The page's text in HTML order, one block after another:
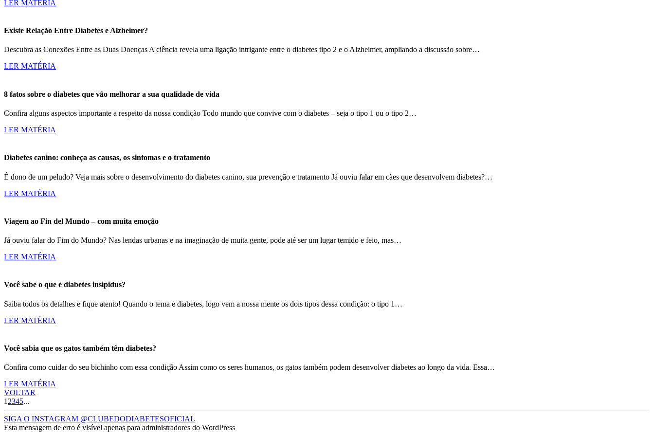
LER MATÉRIA
Existe Relação Entre Diabetes e Alzheimer?
Descubra as Conexões Entre as Duas Doenças A ciência revela uma ligação intrigante entre o diabetes tipo 2 e o Alzheimer, ampliando a discussão sobre…
LER MATÉRIA
8 fatos sobre o diabetes que vão melhorar a sua qualidade de vida
Confira alguns aspectos importante a respeito da nossa condição Todo mundo que convive com o diabetes – seja o tipo 1 ou o tipo 2…
LER MATÉRIA
Diabetes canino: conheça as causas, os sintomas e o tratamento
É dono de um peludo? Veja mais sobre o desenvolvimento do diabetes canino, sua prevenção e tratamento Já ouviu falar em cães que desenvolvem diabetes?…
LER MATÉRIA
Viagem ao Fin del Mundo – com muita emoção
Já ouviu falar do Fim do Mundo? Nas lendas urbanas e na imaginação de muita gente, pode até ser um lugar temido e feio, mas…
LER MATÉRIA
Você sabe o que é diabetes insipidus?
Saiba todos os detalhes e fique atento! Quando o tema é diabetes, logo vem a nossa mente os dois tipos dessa condição: o tipo 1…
LER MATÉRIA
Você sabia que os gatos também têm diabetes?
Confira como cuidar do seu bichinho com essa condição Assim como os seres humanos, os gatos também podem desenvolver diabetes ao longo da vida. Essa…
LER MATÉRIA
VOLTAR
1 2345...
SIGA O INSTAGRAM @CLUBEDODIABETESOFICIAL
Esta mensagem de erro é visível apenas para administradores do WordPress